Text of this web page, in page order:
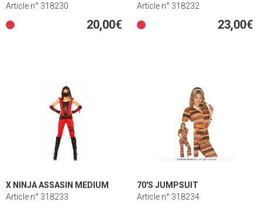
Article n° 318230
20,00€
Article n° 318232
23,00€
X NINJA ASSASIN MEDIUM
Article n° 318233
70'S JUMPSUIT
Article n° 318234